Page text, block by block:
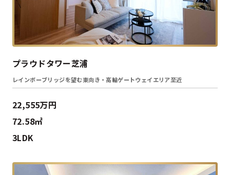
プラウドタワー芝浦
レインボーブリッジを望む東向き・高輪ゲートウェイエリア至近
22,555万円
72.58㎡
3LDK